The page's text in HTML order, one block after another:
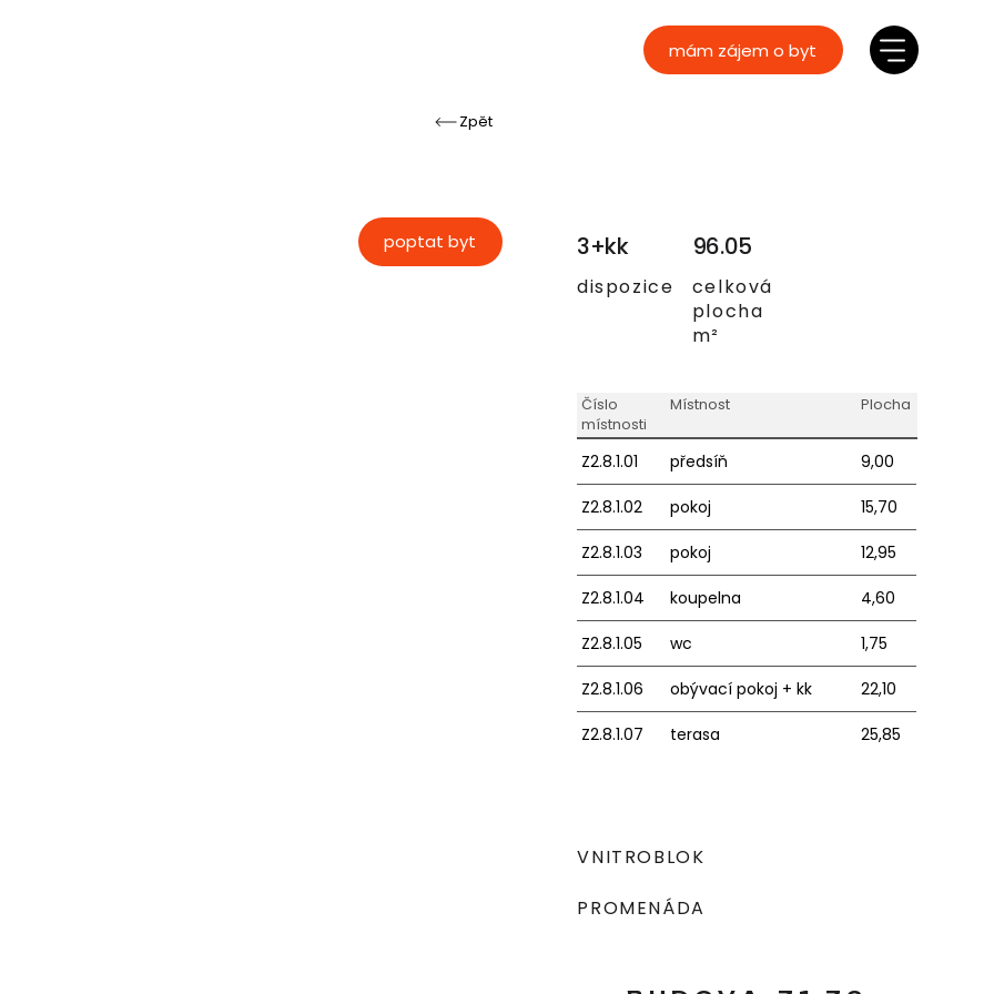
mám zájem o byt
Zpět
poptat byt 3+kk
dispozice
96.05
celková
plocha
m²
Číslo
místnosti
Místnost Plocha
Z2.8.1.01 předsíň 9,00
Z2.8.1.02 pokoj 15,70
Z2.8.1.03 pokoj 12,95
Z2.8.1.04 koupelna 4,60
Z2.8.1.05 wc 1,75
Z2.8.1.06 obývací pokoj + kk 22,10
Z2.8.1.07 terasa 25,85
VNITROBLOK
PROMENÁDA